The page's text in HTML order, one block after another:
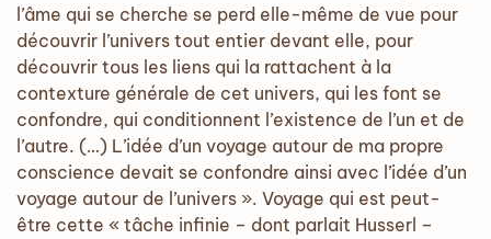
l’âme qui se cherche se perd elle-même de vue pour
découvrir l’univers tout entier devant elle, pour
découvrir tous les liens qui la rattachent à la
contexture générale de cet univers, qui les font se
confondre, qui conditionnent l’existence de l’un et de
l’autre. (…) L’idée d’un voyage autour de ma propre
conscience devait se confondre ainsi avec l’idée d’un
voyage autour de l’univers ». Voyage qui est peut-
être cette « tâche infinie – dont parlait Husserl –